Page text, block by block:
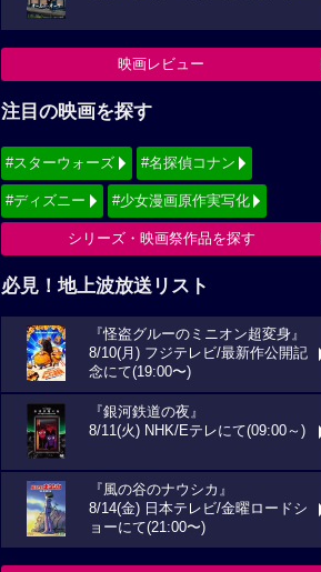
映画レビュー
注目の映画を探す
#スターウォーズ #名探偵コナン
#ディズニー #少女漫画原作実写化
シリーズ・映画祭作品を探す
必見！地上波放送リスト
『怪盗グルーのミニオン超変身』
8/10(月) フジテレビ/最新作公開記
念にて(19:00〜)
『銀河鉄道の夜』
8/11(火) NHK/Eテレにて(09:00～)
『風の谷のナウシカ』
8/14(金) 日本テレビ/金曜ロードシ
ョーにて(21:00〜)